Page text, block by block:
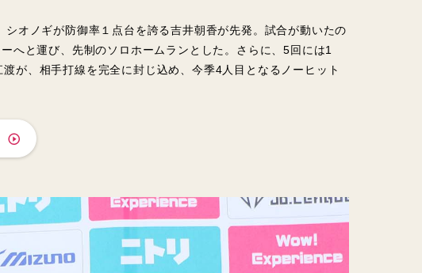
オノギが防御率１点台を誇る吉井朝香が先発。試合が動いたの
へと運び、先制のソロホームランとした。さらに、5回には1
が、相手打線を完全に封じ込め、今季4人目となるノーヒット